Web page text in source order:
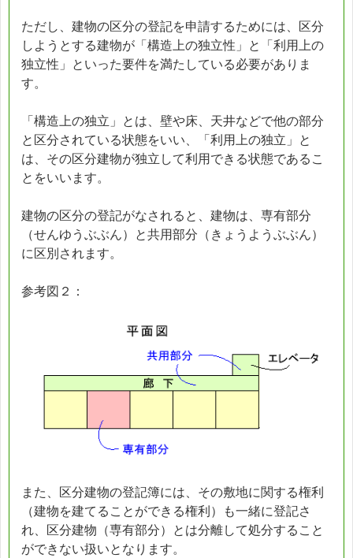
ただし、建物の区分の登記を申請するためには、区分
しようとする建物が「構造上の独立性」と「利用上の
独立性」といった要件を満たしている必要がありま
す。
「構造上の独立」とは、壁や床、天井などで他の部分
と区分されている状態をいい、「利用上の独立」と
は、その区分建物が独立して利用できる状態であるこ
とをいいます。
建物の区分の登記がなされると、建物は、専有部分
（せんゆうぶぶん）と共用部分（きょうようぶぶん）
に区別されます。
参考図２：
また、区分建物の登記簿には、その敷地に関する権利
（建物を建てることができる権利）も一緒に登記さ
れ、区分建物（専有部分）とは分離して処分すること
ができない扱いとなります。